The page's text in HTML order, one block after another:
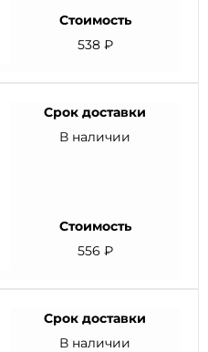
Стоимость
538 ₽
Срок доставки
В наличии
Стоимость
556 ₽
Срок доставки
В наличии